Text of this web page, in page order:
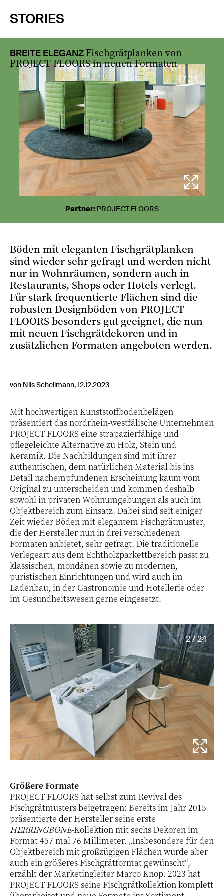
STORIES
BREITE ELEGANZ Fischgrätplanken von
PROJECT FLOORS in neuen Formaten
1 / 24
Partner: PROJECT FLOORS
Böden mit eleganten Fischgrätplanken
sind wieder sehr gefragt und werden nicht
nur in Wohnräumen, sondern auch in
Restaurants, Shops oder Hotels verlegt.
Für stark frequentierte Flächen sind die
robusten Designböden von PROJECT
FLOORS besonders gut geeignet, die nun
mit neuen Fischgrätdekoren und in
zusätzlichen Formaten angeboten werden.
von Nils Schellmann, 12.12.2023
Mit hochwertigen Kunststoffbodenbelägen
präsentiert das nordrhein-westfälische Unternehmen
PROJECT FLOORS eine strapazierfähige und
pflegeleichte Alternative zu Holz, Stein und
Keramik. Die Nachbildungen sind mit ihrer
authentischen, dem natürlichen Material bis ins
Detail nachempfundenen Erscheinung kaum vom
Original zu unterscheiden und kommen deshalb
sowohl in privaten Wohnumgebungen als auch im
Objektbereich zum Einsatz. Dabei sind seit einiger
Zeit wieder Böden mit elegantem Fischgrätmuster,
die der Hersteller nun in drei verschiedenen
Formaten anbietet, sehr gefragt. Die traditionelle
Verlegeart aus dem Echtholzparkettbereich passt zu
klassischen, mondänen sowie zu modernen,
puristischen Einrichtungen und wird auch im
Ladenbau, in der Gastronomie und Hotellerie oder
im Gesundheitswesen gerne eingesetzt.
2 / 24
Größere Formate
PROJECT FLOORS hat selbst zum Revival des
Fischgrätmusters beigetragen: Bereits im Jahr 2015
präsentierte der Hersteller seine erste
HERRINGBONE-Kollektion mit sechs Dekoren im
Format 457 mal 76 Millimeter. „Insbesondere für den
Objektbereich mit großzügigen Flächen wurde aber
auch ein größeres Fischgrätformat gewünscht“,
erzählt der Marketingleiter Marco Knop. 2023 hat
PROJECT FLOORS seine Fischgrätkollektion komplett